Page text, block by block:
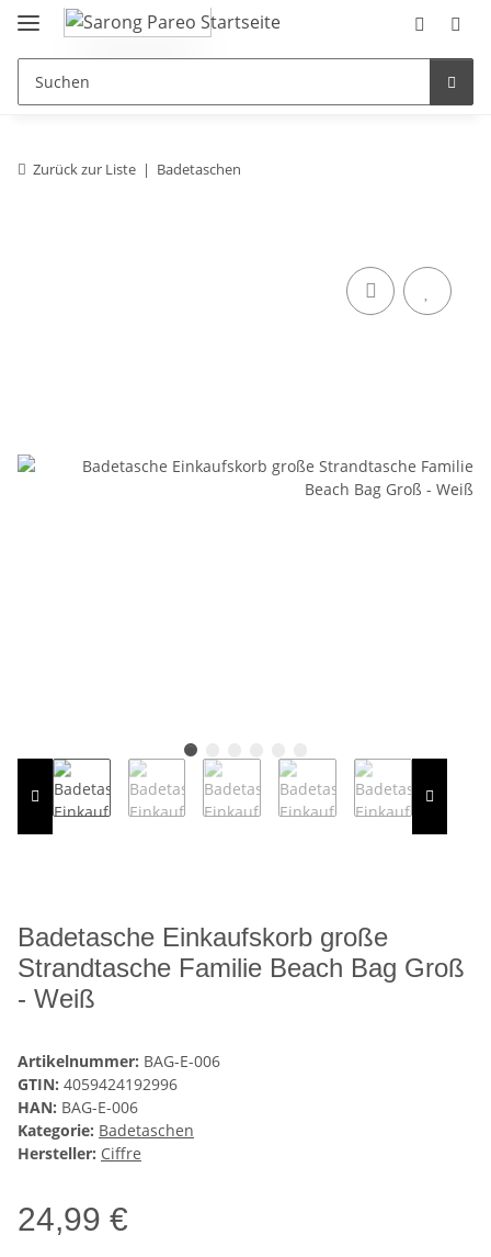
Zurück zur Liste Badetaschen
Badetasche Einkaufskorb große
Strandtasche Familie Beach Bag Groß
- Weiß
Artikelnummer: BAG-E-006
GTIN: 4059424192996
HAN: BAG-E-006
Kategorie: Badetaschen
Hersteller: Ciffre
24,99 €